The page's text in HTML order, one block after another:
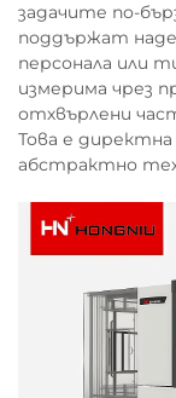
задачите по-
поддържат
персонала или
измерима чрез
отхвърлени
Това е
абстрактно